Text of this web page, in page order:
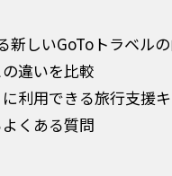
新しいGoToトラベル
違いを比較
利用できる旅行支援
くある質問